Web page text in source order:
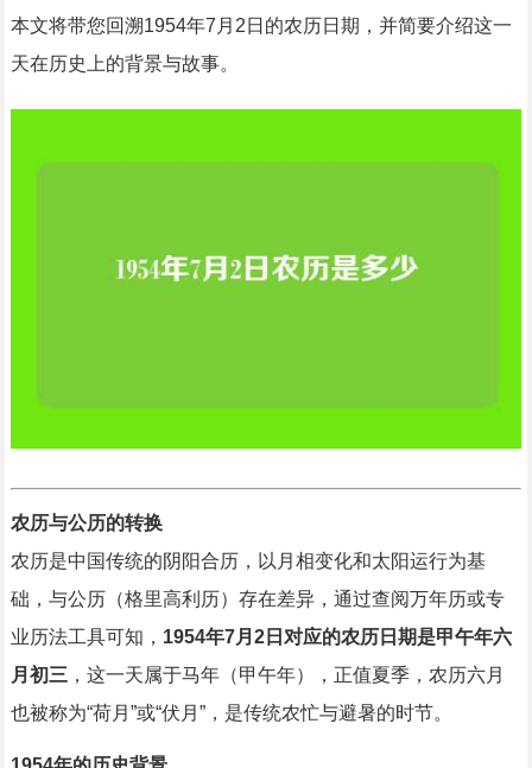
本文将带您回溯1954年7月2日的农历日期，并简要介绍这一
天在历史上的背景与故事。
农历与公历的转换
农历是中国传统的阴阳合历，以月相变化和太阳运行为基
础，与公历（格里高利历）存在差异，通过查阅万年历或专
业历法工具可知， 1954年7月2日对应的农历日期是甲午年六
月初三，这一天属于马年（甲午年），正值夏季，农历六月
也被称为“荷月”或“伏月”，是传统农忙与避暑的时节。